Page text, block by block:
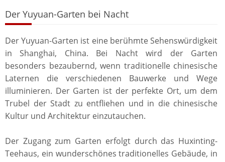
Der Yuyuan-Garten bei Nacht
Der Yuyuan-Garten ist eine berühmte Sehenswürdigkeit
in Shanghai, China. Bei Nacht wird der Garten
besonders bezaubernd, wenn traditionelle chinesische
Laternen die verschiedenen Bauwerke und Wege
illuminieren. Der Garten ist der perfekte Ort, um dem
Trubel der Stadt zu entfliehen und in die chinesische
Kultur und Architektur einzutauchen.
Der Zugang zum Garten erfolgt durch das Huxinting-
Teehaus, ein wunderschönes traditionelles Gebäude, in